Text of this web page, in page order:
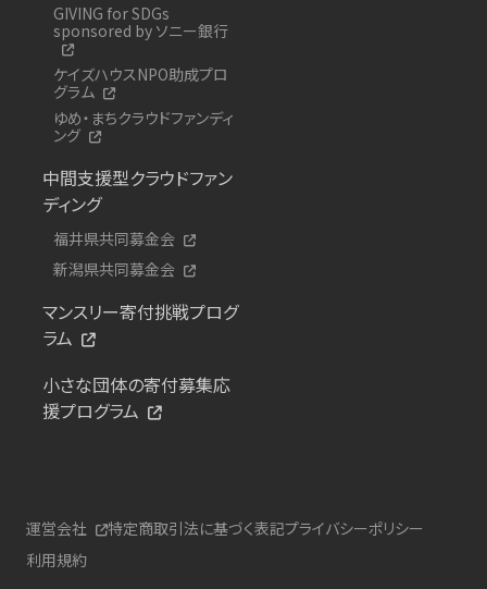
GIVING for SDGs
sponsored by ソニー銀行
ケイズハウスNPO助成プロ
グラム
ゆめ・まちクラウドファンディ
ング
中間支援型クラウドファン
ディング
福井県共同募金会
新潟県共同募金会
マンスリー寄付挑戦プログ
ラム
小さな団体の寄付募集応
援プログラム
運営会社 特定商取引法に基づく表記プライバシーポリシー
利用規約